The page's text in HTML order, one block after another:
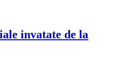
invatate de la